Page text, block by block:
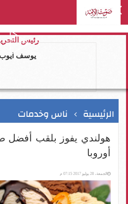
رئيس
يوسف ايوب
الرئيسية ناس وخدمات
هولندي يفوز بلقب أفضل
أوروبا
الجمعة، 28 يوليو 2017 07:15 م